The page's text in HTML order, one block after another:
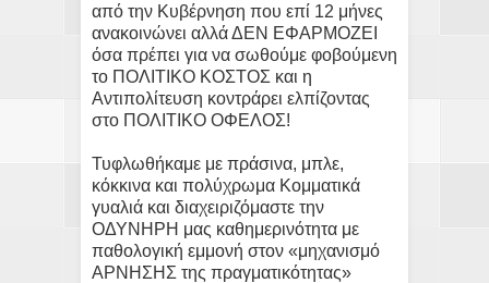
από την Κυβέρνηση που επί 12 μήνες
ανακοινώνει αλλά ΔΕΝ ΕΦΑΡΜΟΖΕΙ
όσα πρέπει για να σωθούμε φοβούμενη
το ΠΟΛΙΤΙΚΟ ΚΟΣΤΟΣ και η
Αντιπολίτευση κοντράρει ελπίζοντας
στο ΠΟΛΙΤΙΚΟ ΟΦΕΛΟΣ!
Τυφλωθήκαμε με πράσινα, μπλε,
κόκκινα και πολύχρωμα Κομματικά
γυαλιά και διαχειριζόμαστε την
ΟΔΥΝΗΡΗ μας καθημερινότητα με
παθολογική εμμονή στον «μηχανισμό
ΑΡΝΗΣΗΣ της πραγματικότητας»